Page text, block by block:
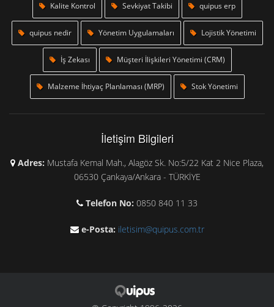
Kalite Kontrol Sevkiyat Takibi quipus erp
quipus nedir Yönetim Uygulamaları Lojistik Yönetimi
İş Zekası Müşteri İlişkileri Yönetimi (CRM)
Malzeme İhtiyaç Planlaması (MRP) Stok Yönetimi
İletişim Bilgileri
Adres: Mustafa Kemal Mah., Alagöz Sk. No:5/22 Kat 2 Nice Plaza,
06530 Çankaya/Ankara - TÜRKİYE
Telefon No: 0850 840 11 33
e-Posta: iletisim@quipus.com.tr